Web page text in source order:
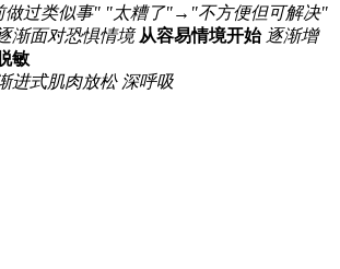
过类似事" "太糟了"→"不方便但可解决"
渐面对恐惧情境 从容易情境开始 逐渐增
敏
进式肌肉放松 深呼吸